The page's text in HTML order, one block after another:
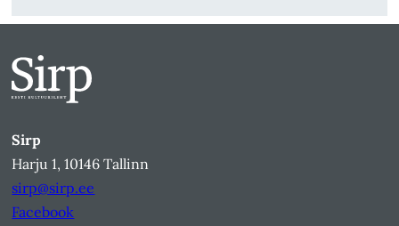
Sirp
Harju 1, 10146 Tallinn
sirp@sirp.ee
Facebook